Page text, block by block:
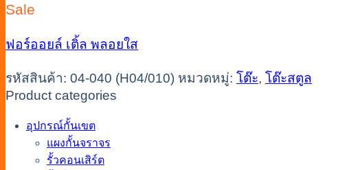
Sale
ฟอร์ออยล์ เติ้ล พลอยใส
รหัสสินค้า: 04-040 (H04/010) หมวดหมู่: โต๊ะ, โต๊ะสตูล
Product categories
อุปกรณ์กั้นเขต
แผงกั้นจราจร
รั้วคอนเสิร์ต